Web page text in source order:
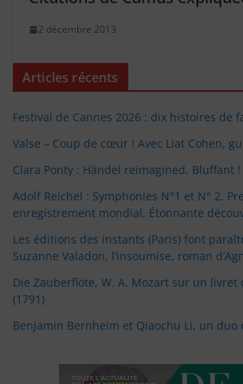
2 décembre 2013
Articles récents
Festival de Cannes 2026 : dix histoires de
Valse – Coup de cœur ! Avec Liat Cohen,
Clara Ponty : Händel reimagined, Bluffant !
Adolf Reichel : Symphonies N°1 et N° 2.
enregistrement mondial, Étonnante
Les éditions des instants (Paris) font
Suzanne Valadon, l’insoumise, roman
Die Zauberflöte, W. A. Mozart sur un livret
(1791)
Benjamin Bernheim et Qiaochu Li, un duo